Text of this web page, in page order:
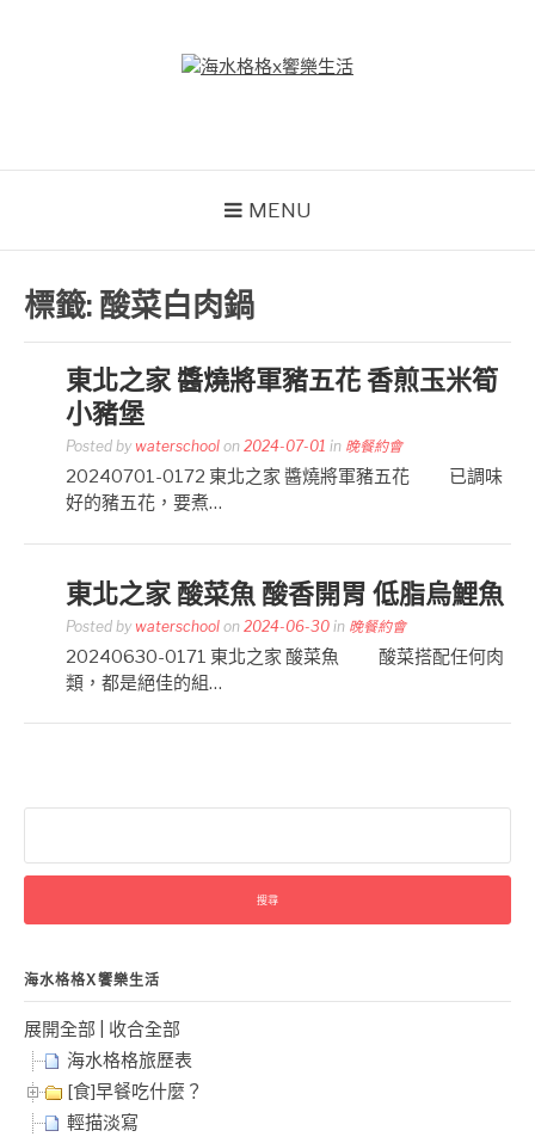
MENU
標籤: 酸菜白肉鍋
東北之家 醬燒將軍豬五花 香煎玉米筍
小豬堡
Posted by waterschool on 2024-07-01 in 晚餐約會
20240701-0172 東北之家 醬燒將軍豬五花 已調味
好的豬五花，要煮…
東北之家 酸菜魚 酸香開胃 低脂烏鯉魚
Posted by waterschool on 2024-06-30 in 晚餐約會
20240630-0171 東北之家 酸菜魚 酸菜搭配任何肉
類，都是絕佳的組…
關
字:
海水格格X饗樂生活
展開全部
收合全部
海水格格旅歷表
[食]早餐吃什麼？
輕描淡寫